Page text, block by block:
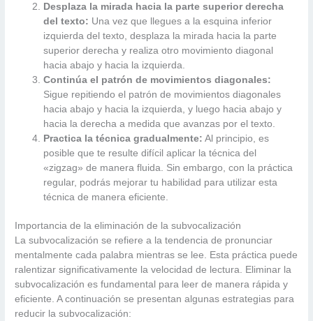
Desplaza la mirada hacia la parte superior derecha
del texto: Una vez que llegues a la esquina inferior
izquierda del texto, desplaza la mirada hacia la parte
superior derecha y realiza otro movimiento diagonal
hacia abajo y hacia la izquierda.
Continúa el patrón de movimientos diagonales:
Sigue repitiendo el patrón de movimientos diagonales
hacia abajo y hacia la izquierda, y luego hacia abajo y
hacia la derecha a medida que avanzas por el texto.
Practica la técnica gradualmente: Al principio, es
posible que te resulte difícil aplicar la técnica del
«zigzag» de manera fluida. Sin embargo, con la práctica
regular, podrás mejorar tu habilidad para utilizar esta
técnica de manera eficiente.
Importancia de la eliminación de la subvocalización
La subvocalización se refiere a la tendencia de pronunciar
mentalmente cada palabra mientras se lee. Esta práctica puede
ralentizar significativamente la velocidad de lectura. Eliminar la
subvocalización es fundamental para leer de manera rápida y
eficiente. A continuación se presentan algunas estrategias para
reducir la subvocalización: